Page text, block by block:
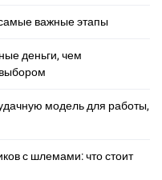
важные этапы
деньги, чем
модель для работы,
с шлемами: что стоит